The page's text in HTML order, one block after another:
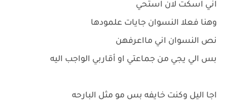
اني اسكت لان استحي
وهنا فعلا النسوان جايات علمودها
نص النسوان اني مااعرفهن
بس الي يجي من جماعتي او أقاربي الواجب اليه
اجا اليل وكنت خايفه بس مو مثل البارحه